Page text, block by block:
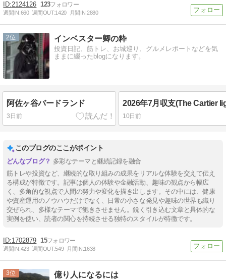
2124126 123
週間IN:660 週間OUT:1420 月間IN:2880
2 インベスター卿の粋
投資日記、筋トレ、お城巡り、グルメレポートなどを気
ままに綴ったblogになります。
阿佐ヶ谷バードランド
3日前 10日前
このブログのここがポイント
多彩なテーマと継続記録を融合
筋トレや投資など、継続的な取り組みの成果をリアルな体験を交えて伝え
る構成が特徴です。記事は個人の体験や金融活動、趣味の観点から幅広
く、多角的な視点で人間の努力や変化を描き出します。その中には、健康
や資産運用のノウハウだけでなく、日常の小さな発見や趣味の世界も織り
交ぜられ、多様なテーマで飽きさせません。鋭く引き込む文章と具体的な
実例を使い、読者の関心を持続させる独特のスタイルが特徴です。
1702879 15
週間IN:423 週間OUT:549 月間IN:1638
3 億り人になるには